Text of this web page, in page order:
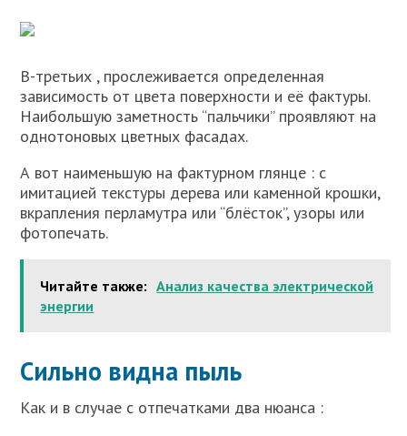
В-третьих , прослеживается определенная
зависимость от цвета поверхности и её фактуры.
Наибольшую заметность “пальчики” проявляют на
однотоновых цветных фасадах.
А вот наименьшую на фактурном глянце : с
имитацией текстуры дерева или каменной крошки,
вкрапления перламутра или “блёсток”, узоры или
фотопечать.
Читайте также: Анализ качества электрической
энергии
Сильно видна пыль
Как и в случае с отпечатками два нюанса :